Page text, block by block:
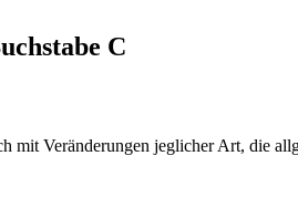
C
mit Veränderungen jeglicher Art, die